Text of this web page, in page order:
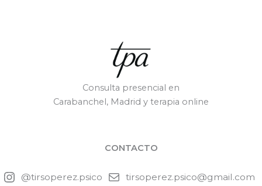
Consulta presencial en
Carabanchel, Madrid y terapia online
CONTACTO
@tirsoperez.psico tirsoperez.psico@gmail.com